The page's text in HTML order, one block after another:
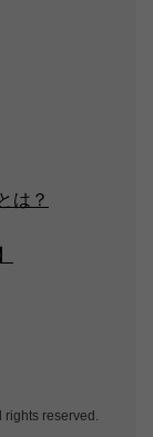
は？
reserved.